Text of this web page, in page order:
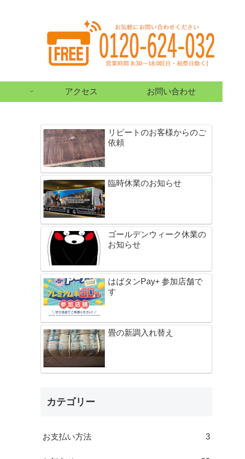
アクセス お問い合わせ
リピートのお客様からのご
依頼
臨時休業のお知らせ
ゴールデンウィーク休業の
お知らせ
はばタンPay+ 参加店舗で
す
畳の新調入れ替え
カテゴリー
お支払い方法 3